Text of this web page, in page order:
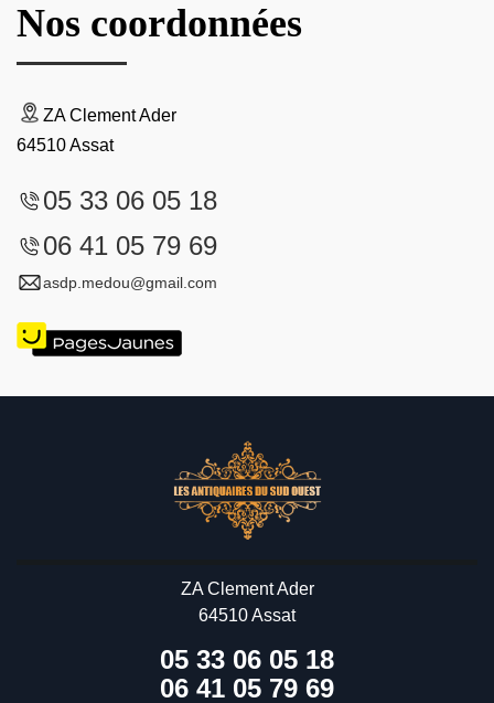
Nos coordonnées
ZA Clement Ader
64510 Assat
05 33 06 05 18
06 41 05 79 69
asdp.medou@gmail.com
ZA Clement Ader
64510 Assat
05 33 06 05 18
06 41 05 79 69